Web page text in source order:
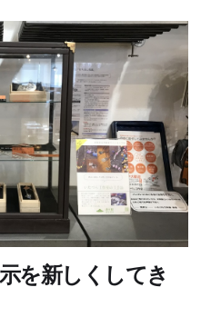
を新しくしてき